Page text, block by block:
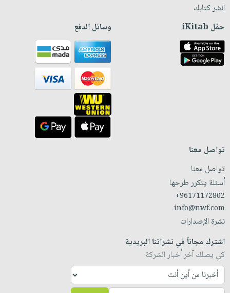
انشر كتابك
حمّل iKitab وسائل الدفع
تواصل معنا
تواصل معنا
أسئلة يتكرر طرحها
+96171172802
info@nwf.com
نشرة الإصدارات
اشترك مجاناً في نشراتنا البريدية
كي يصلك آخر أخبار الشركة